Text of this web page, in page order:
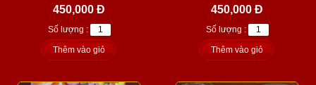
450,000 Đ
Số lượng :
Thêm vào giỏ
450,000 Đ
Số lượng :
Thêm vào giỏ